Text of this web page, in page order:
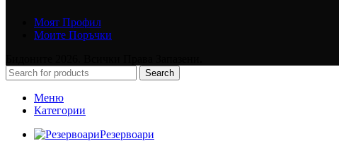
Моят Профил
Моите Поръчки
Search
Меню
Категории
Резервоари